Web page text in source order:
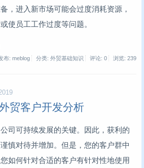
，进入新市场可能会过度消耗资源，
使员工工作过度等问题。
布: meblog 分类: 外贸基础知识 评论: 0 浏览: 239
贸客户开发分析
司可持续发展的关键。因此，获利的
慎对待并增加。但是，您的客户群中
如何针对合适的客户有针对性地使用